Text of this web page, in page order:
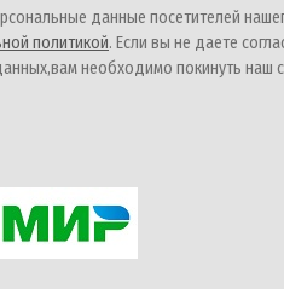
данные посетителей
политикой. Если вы не даете
необходимо покинуть наш